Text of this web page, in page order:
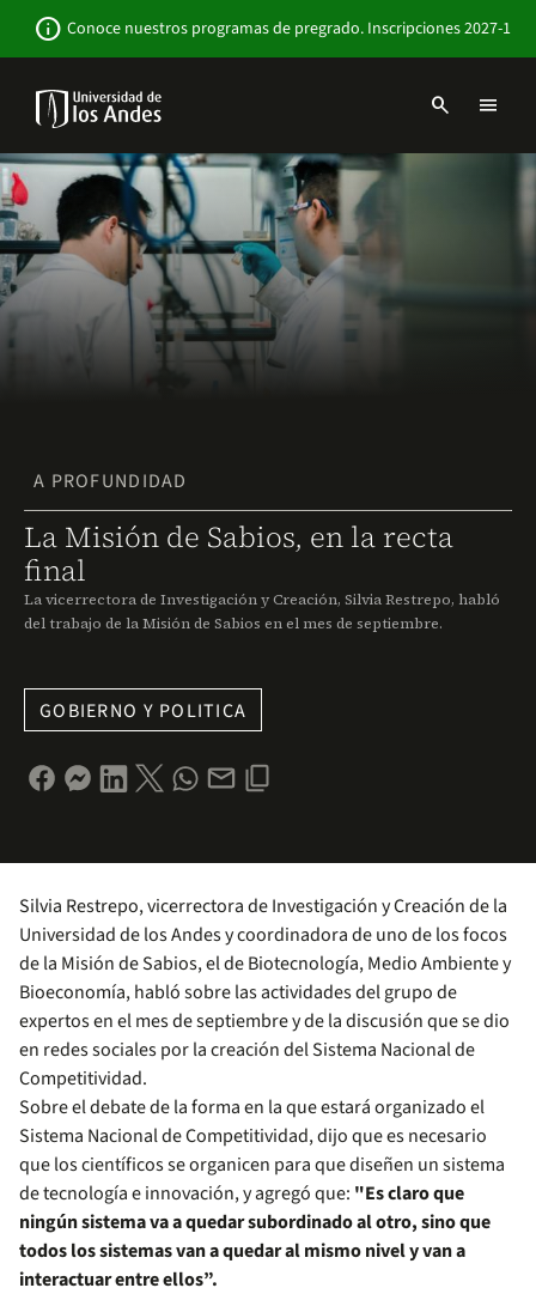
contenido
info Conoce nuestros programas de pregrado. Inscripciones 2027-1
Navbar
-
Sitio
Institucional
search menu
A PROFUNDIDAD
La Misión de Sabios, en la recta
final
La vicerrectora de Investigación y Creación, Silvia Restrepo, habló
del trabajo de la Misión de Sabios en el mes de septiembre.
GOBIERNO Y POLITICA
Silvia Restrepo, vicerrectora de Investigación y Creación de la
Universidad de los Andes y coordinadora de uno de los focos
de la Misión de Sabios, el de Biotecnología, Medio Ambiente y
Bioeconomía, habló sobre las actividades del grupo de
expertos en el mes de septiembre y de la discusión que se dio
en redes sociales por la creación del Sistema Nacional de
Competitividad.
Sobre el debate de la forma en la que estará organizado el
Sistema Nacional de Competitividad, dijo que es necesario
que los científicos se organicen para que diseñen un sistema
de tecnología e innovación, y agregó que: "Es claro que
ningún sistema va a quedar subordinado al otro, sino que
todos los sistemas van a quedar al mismo nivel y van a
interactuar entre ellos”.